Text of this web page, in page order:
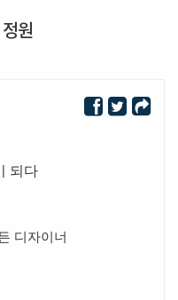
원
되다
디자이너